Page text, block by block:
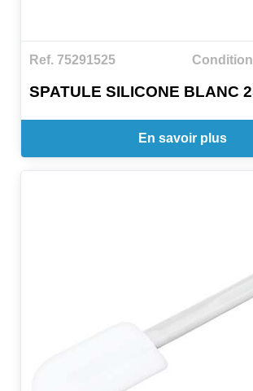
Ref. 75291525
SPATULE SILICONE BLANC
En savoir plus